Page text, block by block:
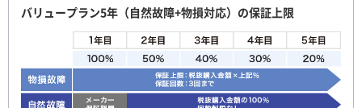
バリュープラン5年（自然故障+物損対応）の保証上限